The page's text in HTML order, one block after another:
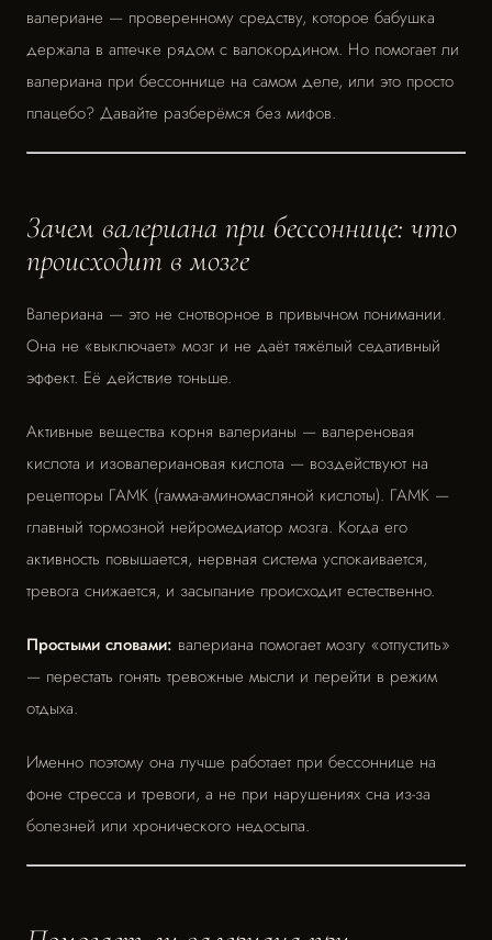
валериане — проверенному средству, которое бабушка
держала в аптечке рядом с валокордином. Но помогает ли
валериана при бессоннице на самом деле, или это просто
плацебо? Давайте разберёмся без мифов.
Зачем валериана при бессоннице: что
происходит в мозге
Валериана — это не снотворное в привычном понимании.
Она не «выключает» мозг и не даёт тяжёлый седативный
эффект. Её действие тоньше.
Активные вещества корня валерианы — валереновая
кислота и изовалериановая кислота — воздействуют на
рецепторы ГАМК (гамма-аминомасляной кислоты). ГАМК —
главный тормозной нейромедиатор мозга. Когда его
активность повышается, нервная система успокаивается,
тревога снижается, и засыпание происходит естественно.
Простыми словами: валериана помогает мозгу «отпустить»
— перестать гонять тревожные мысли и перейти в режим
отдыха.
Именно поэтому она лучше работает при бессоннице на
фоне стресса и тревоги, а не при нарушениях сна из-за
болезней или хронического недосыпа.